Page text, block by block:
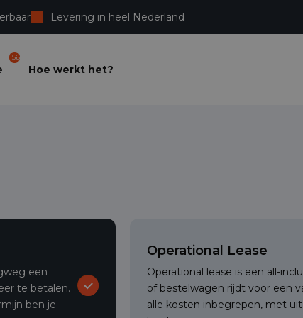
Levering in heel Nederland
156
Hoe werkt het?
een
te betalen.
ben je
Operational Lease
Operational lease is een all-
of bestelwagen rijdt voor een
alle kosten inbegrepen, met